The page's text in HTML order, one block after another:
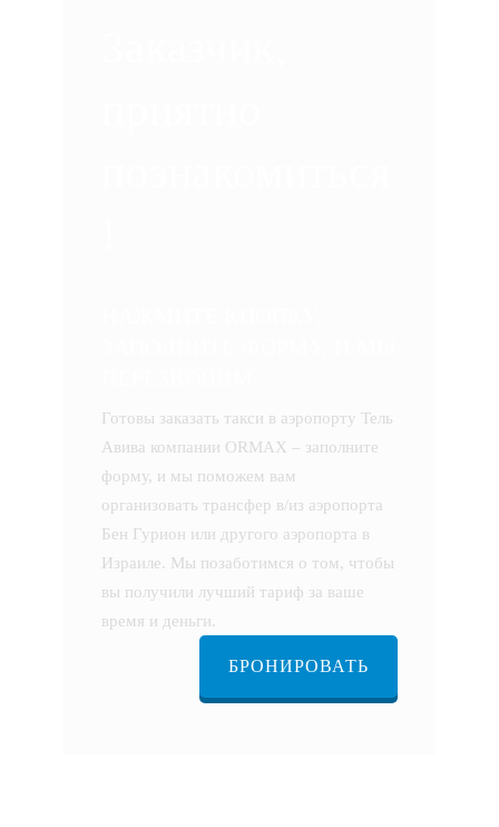
Готовы заказать такси в аэропорту Тель
Авива компании ORMAX – заполните
форму, и мы поможем вам
организовать трансфер в/из аэропорта
Бен Гурион или другого аэропорта в
Израиле. Мы позаботимся о том, чтобы
вы получили лучший тариф за ваше
время и деньги.
БРОНИРОВАТЬ